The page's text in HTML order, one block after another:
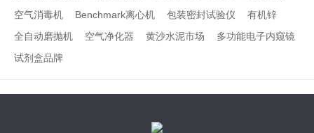
空气消毒机
Benchmark离心机 包装密封试验仪
有机锌
全自动磨抛机
空气净化器 黄沙水泥市场
多功能电子内窥镜
试剂盒品牌